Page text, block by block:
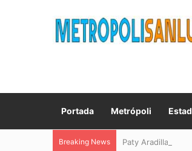
Portada Metrópoli
Breaking News Paty Aradillas